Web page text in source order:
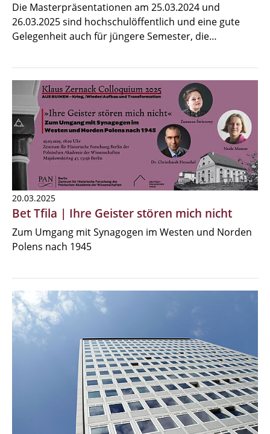
Die Masterpräsentationen am 25.03.2024 und
26.03.2025 sind hochschulöffentlich und eine gute
Gelegenheit auch für jüngere Semester, die…
20.03.2025
Bet Tfila | Ihre Geister stören mich nicht
Zum Umgang mit Synagogen im Westen und Norden
Polens nach 1945